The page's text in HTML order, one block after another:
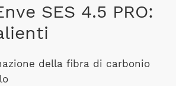
SES 4.5 PRO:
della fibra di carbonio